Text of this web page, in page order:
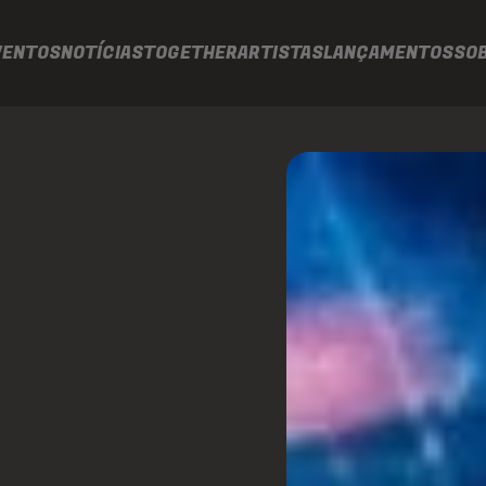
NOTÍCIASTOGETHERARTISTASLANÇAMENTOS